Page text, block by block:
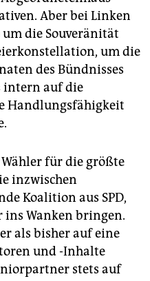
Aber bei Linken
die Souveränität
um die
des Bündnisses
intern auf die
Handlungsfähigkeit
für die größte
inzwischen
Koalition aus SPD,
Wanken bringen.
als bisher auf eine
und -Inhalte
stets auf